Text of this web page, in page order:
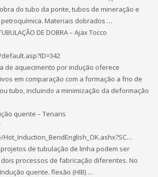
do tubo da ponte, tubos de mineração e
Materiais dobrados …
DE DOBRA – Ajax Tocco
de aquecimento por indução oferece
em comparação com a formação a frio de
tubo, incluindo a minimização da deformação
quente – Tenaris
de tubulação de linha podem ser
processos de fabricação diferentes. No
quente. flexão (HIB) …